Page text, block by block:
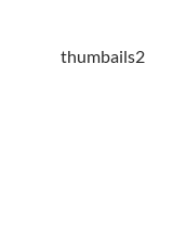
thumbails2